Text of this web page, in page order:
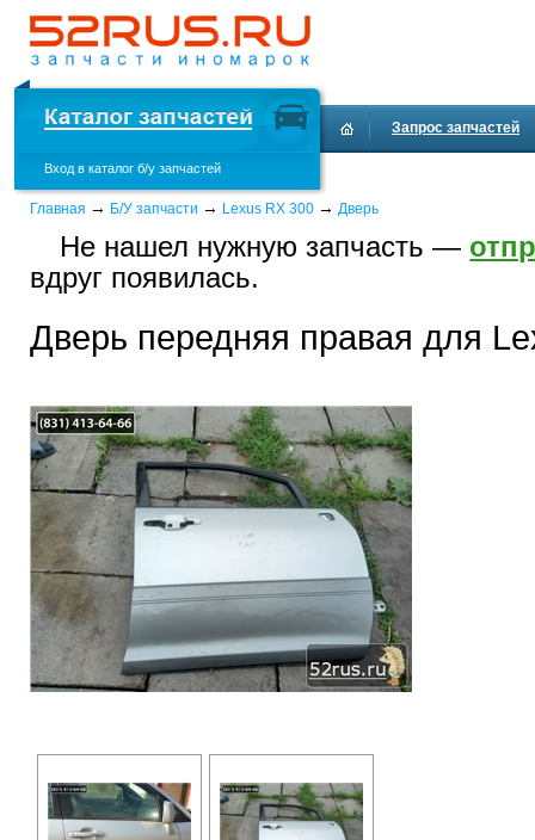
Вход в каталог б/у запчастей
Запрос запчастей
Главная → Б/У запчасти → Lexus RX 300 → Дверь
Не нашел нужную запчасть —
вдруг появилась.
Дверь передняя правая для